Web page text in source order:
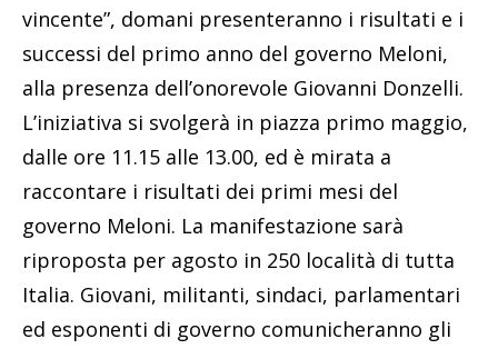
vincente”, domani presenteranno i risultati e i
successi del primo anno del governo Meloni,
alla presenza dell’onorevole Giovanni Donzelli.
L’iniziativa si svolgerà in piazza primo maggio,
dalle ore 11.15 alle 13.00, ed è mirata a
raccontare i risultati dei primi mesi del
governo Meloni. La manifestazione sarà
riproposta per agosto in 250 località di tutta
Italia. Giovani, militanti, sindaci, parlamentari
ed esponenti di governo comunicheranno gli